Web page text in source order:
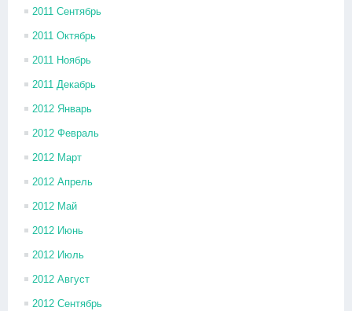
2011 Сентябрь
2011 Октябрь
2011 Ноябрь
2011 Декабрь
2012 Январь
2012 Февраль
2012 Март
2012 Апрель
2012 Май
2012 Июнь
2012 Июль
2012 Август
2012 Сентябрь